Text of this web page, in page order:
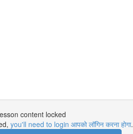
content locked
you'll need to login आपको लॉगिन करना होगा.